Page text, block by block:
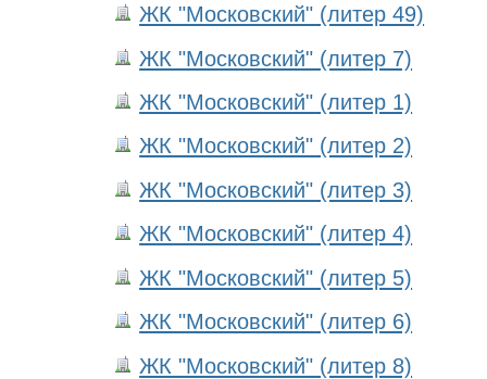
ЖК "Московский" (литер 49)
ЖК "Московский" (литер 7)
ЖК "Московский" (литер 1)
ЖК "Московский" (литер 2)
ЖК "Московский" (литер 3)
ЖК "Московский" (литер 4)
ЖК "Московский" (литер 5)
ЖК "Московский" (литер 6)
ЖК "Московский" (литер 8)